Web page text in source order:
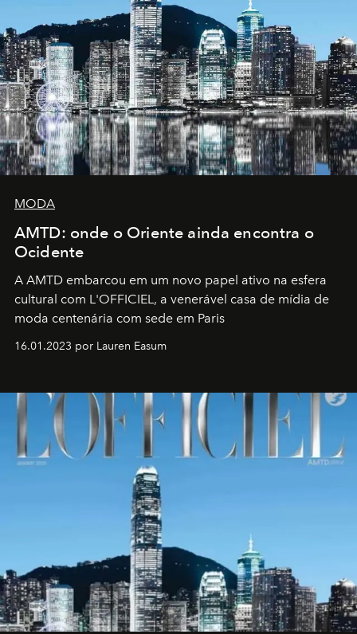
MODA
AMTD: onde o Oriente ainda encontra o
Ocidente
A AMTD embarcou em um novo papel ativo na esfera
cultural com L'OFFICIEL, a venerável casa de mídia de
moda centenária com sede em Paris
16.01.2023 por Lauren Easum